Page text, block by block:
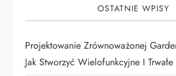
j
a
OSTATNIE WPISY
Projektowanie Zrównoważonej
Jak Stworzyć Wielofunkcyjne I